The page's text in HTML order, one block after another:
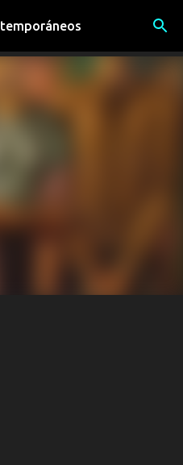
principal